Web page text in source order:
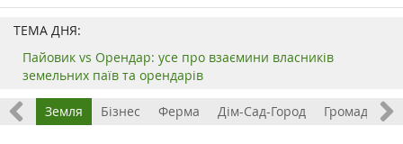
ТЕМА ДНЯ:
Пайовик vs Орендар: усе про взаємини власників
земельних паїв та орендарів
Все Земля Бізнес Ферма Дім-Сад-Город Громада